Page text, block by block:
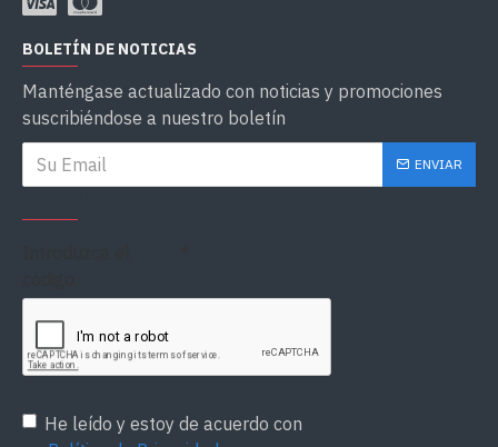
BOLETÍN DE NOTICIAS
Manténgase actualizado con noticias y promociones
suscribiéndose a nuestro boletín
ENVIAR
He leído y estoy de acuerdo con